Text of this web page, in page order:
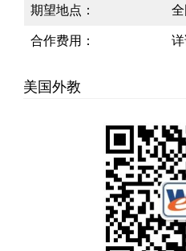
期望地点：
合作费用：
美国外教